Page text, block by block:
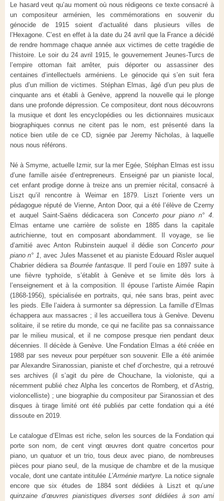
Le hasard veut qu’au moment où nous rédigeons ce texte consacré à
un compositeur arménien, les commémorations en souvenir du
génocide de 1915 soient d’actualité dans plusieurs villes de
l’Hexagone. C’est en effet à la date du 24 avril que la France a décidé
de rendre hommage chaque année aux victimes de cette tragédie de
l’histoire. Le soir du 24 avril 1915, le gouvernement Jeunes-Turcs de
l’empire ottoman fait arrêter, puis déporter ou assassiner des
centaines d’intellectuels arméniens. Le génocide qui s’en suit fera
plus d’un million de victimes. Stéphan Elmas, âgé d’un peu plus de
cinquante ans et établi à Genève, apprend la nouvelle qui le plonge
dans une profonde dépression. Ce compositeur, dont nous découvrons
la musique et dont les encyclopédies ou les dictionnaires musicaux
biographiques connus ne citent pas le nom, est présenté dans la
notice bien utile de ce CD, signée par Jeremy Nicholas, à laquelle
nous nous référons.
Né à Smyrne, actuelle Izmir, sur la mer Egée, Stéphan Elmas est issu
d’une famille aisée d’entrepreneurs. Enseigné par un pianiste local,
cet enfant prodige donne à treize ans un premier récital, consacré à
Liszt qu’il rencontre à Weimar en 1879. Liszt l’oriente vers un
pédagogue réputé de Vienne, Anton Door, qui a été l’élève de Czerny
et auquel Saint-Saëns dédicacera son Concerto pour piano n° 4
Elmas entame une carrière de soliste en 1885 dans la capitale
autrichienne, tout en composant abondamment. Il voyage, se lie
d’amitié avec Anton Rubinstein auquel il dédie sonConcerto pour
piano n° 1 , avec Jules Massenet et au pianiste Edouard Risler auquel
Chabrier dédiera sa Bourrée fantasque . Il perd l’ouïe en 1897 suite à
une fièvre typhoïde, s’établit à Genève et se limite dès lors à
l’enseignement et à la composition. Il épouse l’artiste Aimée Rapin
(1868-1956), spécialisée en portraits, qui, née sans bras, peint avec
les pieds. Elle l’aidera à surmonter sa dépression. La famille d’Elmas
échappera aux massacres ; il les accueillera tous à Genève. Devenu
solitaire, il se retire du monde, ce qui ne facilite pas sa connaissance
par le milieu musical, et il ne compose presque rien pendant deux
décennies. Il décède à Genève. Une Fondation Elmas a été créée en
1988 par ses neveux pour perpétuer son souvenir. Elle a été animée
par Alexandre Siranossian, pianiste et chef d’orchestre, qui a retrouvé
ses archives (il s’agit du père de Chouchane, la violoniste, qui a
récemment publié chez Alpha les concertos de Romberg, et d’Astrig,
violoncelliste) ; une biographie du compositeur par Siranossian et des
disques à tirage limité ont été publiés par cette fondation qui a été
dissoute en 2019.
Le catalogue d’Elmas est riche, selon les sources de la Fondation qui
porte son nom, de cent vingt œuvres dont quatre concertos pour
piano, un quatuor et un trio, tous deux avec piano, de nombreuses
pièces pour piano seul, de la musique de chambre et de la musique
vocale, dont une cantate intitulée L’Arménie martyre. La notice signale
encore que six études de 1884 sont dédiées à Liszt et qu’une
quinzaine d’œuvres pianistiques diverses sont dédiées à son ami